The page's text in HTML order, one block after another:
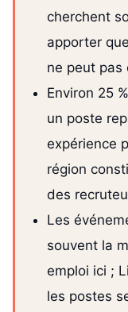
cherchent
apporter
ne peut pas
Environ 25
un poste
expérience
région
des
Les
souvent la
emploi ici ;
les postes